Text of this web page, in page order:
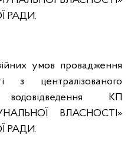
РАДИ.
умов провадження
з централізованого
КП
ВЛАСНОСТІ»
РАДИ.